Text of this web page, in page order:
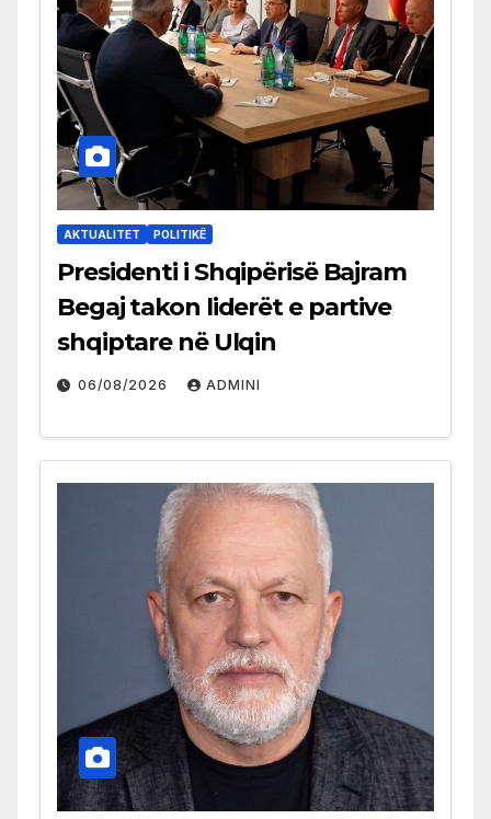
AKTUALITET POLITIKË
Presidenti i Shqipërisë Bajram
Begaj takon liderët e partive
shqiptare në Ulqin
06/08/2026 ADMINI